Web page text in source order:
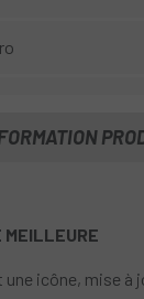
MEILLEURE
une icône, mise à